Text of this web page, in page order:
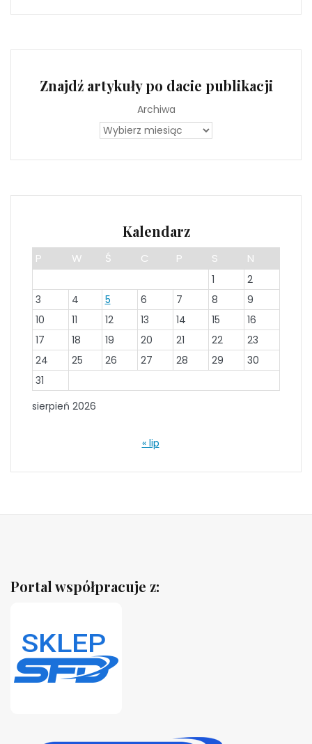
Znajdź artykuły po dacie publikacji
Archiwa
Kalendarz
sierpień 2026
P W Ś C P S N
1
2
3
4 5 6 7 8
9
10
11 12 13 14 15
16
17
18 19 20 21 22
23
24
25 26 27 28 29
30
31
« lip
Portal współpracuje z: